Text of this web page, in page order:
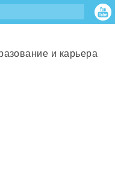
и карьера